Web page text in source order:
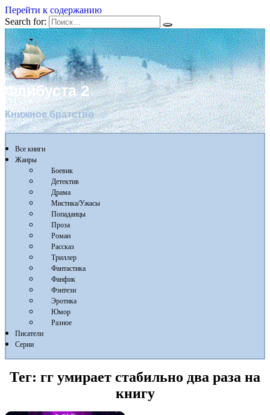
Перейти к содержанию
Search for:
Флибуста 2
Книжное братство
Все книги
Жанры
Боевик
Детектив
Драма
Мистика/Ужасы
Попаданцы
Проза
Роман
Рассказ
Триллер
Фантастика
Фанфик
Фэнтези
Эротика
Юмор
Разное
Писатели
Серии
Тег: гг умирает стабильно два раза на
книгу